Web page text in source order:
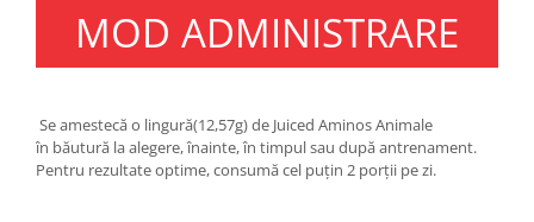
MOD ADMINISTRARE
Se amestecă o lingură(12,57g) de Juiced Aminos Animale
în băutură la alegere, înainte, în timpul sau după antrenament.
Pentru rezultate optime, consumă cel puțin 2 porții pe zi.